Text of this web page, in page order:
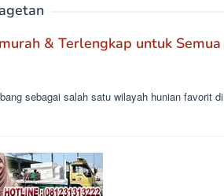
& Terlengkap untuk Semua
sebagai salah satu wilayah hunian favorit di